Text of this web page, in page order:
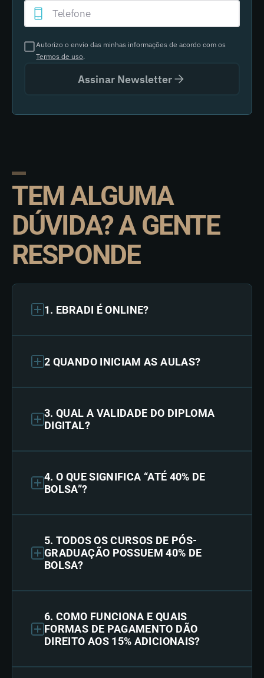
Autorizo o envio das minhas informações de acordo com os
Termos de uso.
Assinar Newsletter
TEM ALGUMA
DÚVIDA? A GENTE
RESPONDE
1. EBRADI É ONLINE?
2 QUANDO INICIAM AS AULAS?
3. QUAL A VALIDADE DO DIPLOMA
DIGITAL?
4. O QUE SIGNIFICA “ATÉ 40% DE
BOLSA”?
5. TODOS OS CURSOS DE PÓS-
GRADUAÇÃO POSSUEM 40% DE
BOLSA?
6. COMO FUNCIONA E QUAIS
FORMAS DE PAGAMENTO DÃO
DIREITO AOS 15% ADICIONAIS?